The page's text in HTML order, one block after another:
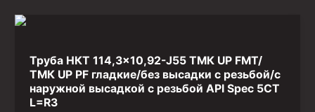
Быстроразъёмные соединения (БРС)
Рукава буровые
Стропы
Труба НКТ 114,3×10,92-J55 ТМК UP FMT/
ТМК UP PF гладкие/без высадки с резьбой/с
наружной высадкой с резьбой API Spec 5CT
L=R3